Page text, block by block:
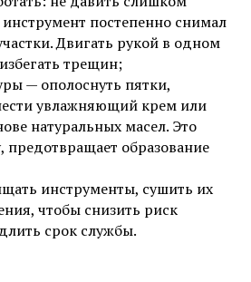
постепенно снимал
Двигать рукой в одном
трещин;
— ополоснуть пятки,
увлажняющий крем или
натуральных масел. Это
предотвращает образование
инструменты, сушить их
чтобы снизить риск
срок службы.